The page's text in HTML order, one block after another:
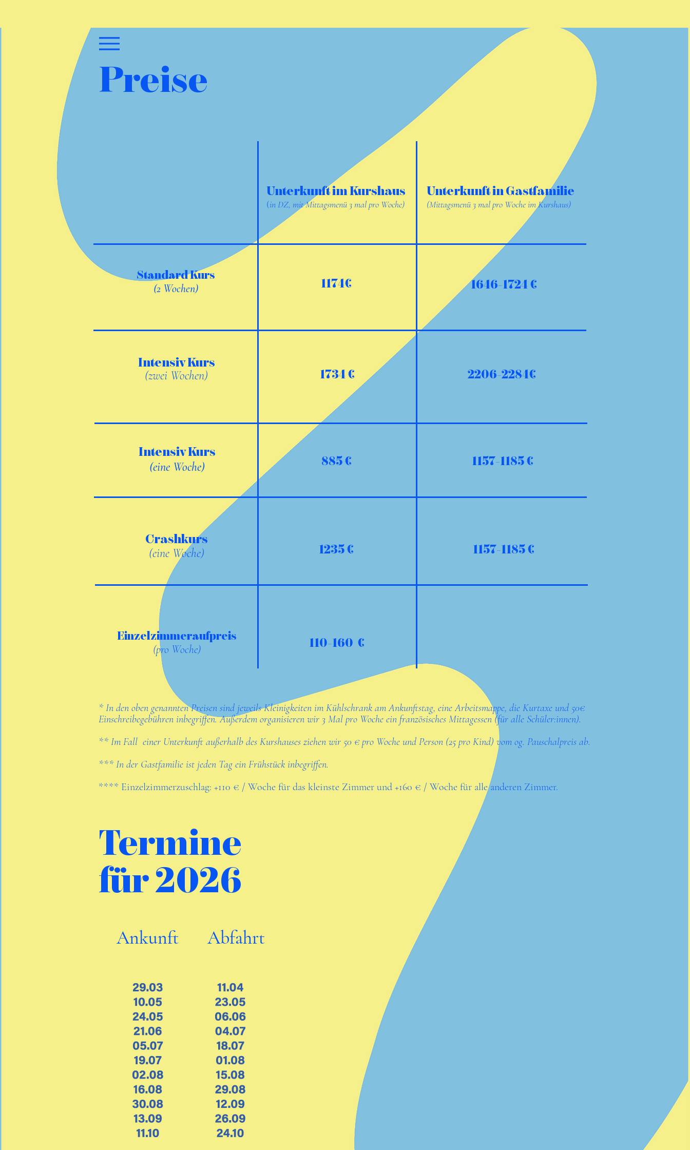
Preise
Intensiv Kurs
(zwei Wochen)
Standard Kurs
(2 Wochen)
Unterkunft im Kurshaus
(in DZ, mit Mittagsmenü 3 mal pro Woche)
Unterkunft in Gastfamilie
(Mittagsmenü 3 mal pro Woche im Kurshaus)
Intensiv Kurs
(eine Woche)
1174€
1734 €
1646-1724 €
2206-2284€
885 € 1157-1185 €
Crashkurs
(eine Woche) 1235 € 1157-1185 €
Einzelzimmeraufpreis
(pro Woche) 110-160 €
* In den oben genannten Preisen sind jeweils Kleinigkeiten im Kühlschrank am Ankunftstag, eine Arbeitsmappe, die Kurtaxe und 50€
Einschreibegebühren inbegriffen. Außerdem organisieren wir 3 Mal pro Woche ein französisches Mittagessen (für alle Schüler:innen).
** Im Fall einer Unterkunft außerhalb des Kurshauses ziehen wir 50 € pro Woche und Person (25 pro Kind) vom og. Pauschalpreis ab.
*** In der Gastfamilie ist jeden Tag ein Frühstück inbegriffen.
**** Einzelzimmerzuschlag: +110 € / Woche für das kleinste Zimmer und +160 € / Woche für alle anderen Zimmer.
Termine
für 2026
Ankunft Abfahrt